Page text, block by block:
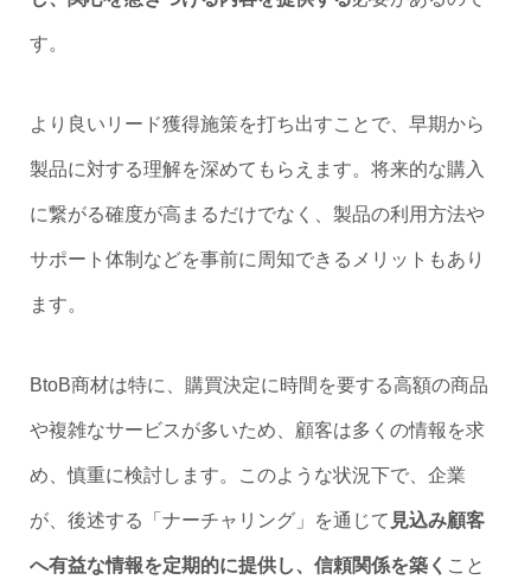
す。
より良いリード獲得施策を打ち出すことで、早期から
製品に対する理解を深めてもらえます。将来的な購入
に繋がる確度が高まるだけでなく、製品の利用方法や
サポート体制などを事前に周知できるメリットもあり
ます。
BtoB商材は特に、購買決定に時間を要する高額の商品
や複雑なサービスが多いため、顧客は多くの情報を求
め、慎重に検討します。このような状況下で、企業
が、後述する「ナーチャリング」を通じて 見込み顧客
へ有益な情報を定期的に提供し、信頼関係を築く こと